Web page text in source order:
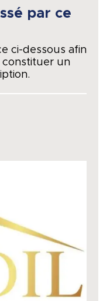
par ce
ci-dessous afin
constituer un